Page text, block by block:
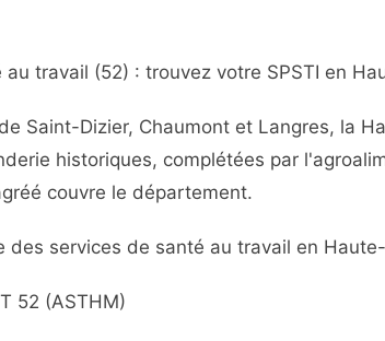
au travail (52) : trouvez votre SPSTI en
Saint-Dizier, Chaumont et Langres, la
historiques, complétées par
couvre le département.
des services de santé au travail en
52 (ASTHM)